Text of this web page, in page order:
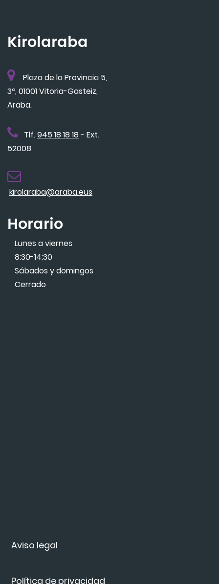
Aviso legal
Política de privacidad
Kirolaraba
Plaza de la Provincia 5,
3º, 01001 Vitoria-Gasteiz,
Araba.
Tlf.945 18 18 18 - Ext.
52008
kirolaraba@araba.eus
Horario
Lunes a viernes
8:30-14:30
Sábados y domingos
Cerrado